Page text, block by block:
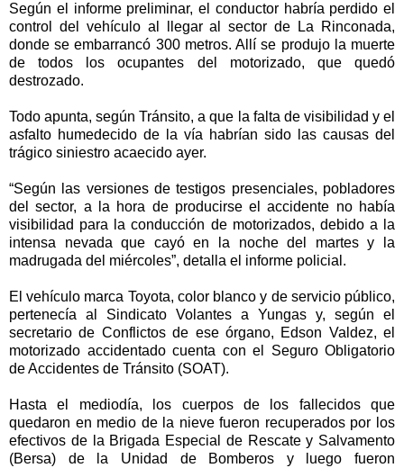
Según el informe preliminar, el conductor habría perdido el
control del vehículo al llegar al sector de La Rinconada,
donde se embarrancó 300 metros. Allí se produjo la muerte
de todos los ocupantes del motorizado, que quedó
destrozado.
Todo apunta, según Tránsito, a que la falta de visibilidad y el
asfalto humedecido de la vía habrían sido las causas del
trágico siniestro acaecido ayer.
“Según las versiones de testigos presenciales, pobladores
del sector, a la hora de producirse el accidente no había
visibilidad para la conducción de motorizados, debido a la
intensa nevada que cayó en la noche del martes y la
madrugada del miércoles”, detalla el informe policial.
El vehículo marca Toyota, color blanco y de servicio público,
pertenecía al Sindicato Volantes a Yungas y, según el
secretario de Conflictos de ese órgano, Edson Valdez, el
motorizado accidentado cuenta con el Seguro Obligatorio
de Accidentes de Tránsito (SOAT).
Hasta el mediodía, los cuerpos de los fallecidos que
quedaron en medio de la nieve fueron recuperados por los
efectivos de la Brigada Especial de Rescate y Salvamento
(Bersa) de la Unidad de Bomberos y luego fueron